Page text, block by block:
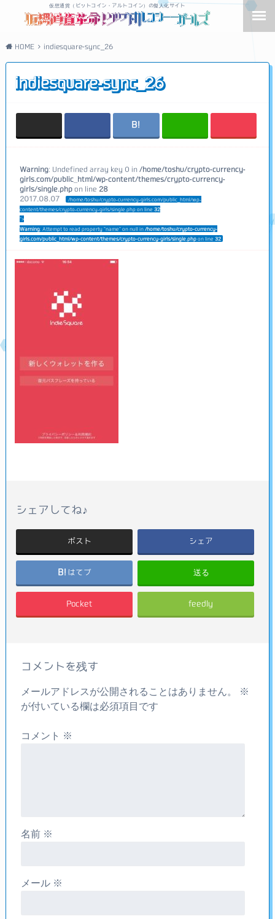
仮想通貨（ビットコイン・アルトコイン）の擬人化サイト
HOME indiesquare-sync_26
indiesquare-sync_26
Warning: Undefined array key 0 in /home/toshu/crypto-currency-
girls.com/public_html/wp-content/themes/crypto-currency-
girls/single.php on line 28
2017.08.07
/home/toshu/crypto-currency-girls.com/public_html/wp-
content/themes/crypto-currency-girls/single.php on line32
">
Warning: Attempt to read property "name" on null in /home/toshu/crypto-currency-
girls.com/public_html/wp-content/themes/crypto-currency-girls/single.php on line32
シェアしてね♪
ポスト シェア
はてブ 送る
Pocket feedly
コメントを残す
メールアドレスが公開されることはありません。
※
が付いている欄は必須項目です
コメント ※
名前 ※
メール ※